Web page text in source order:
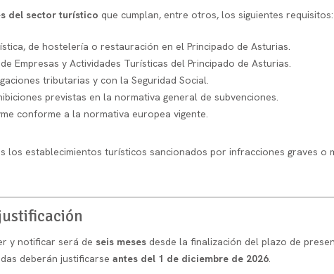
del sector turístico que cumplan, entre otros, los siguientes requisitos:
de hostelería o restauración en el Principado de Asturias.
Empresas y Actividades Turísticas del Principado de Asturias.
tributarias y con la Seguridad Social.
previstas en la normativa general de subvenciones.
conforme a la normativa europea vigente.
los establecimientos turísticos sancionados por infracciones graves o
y notificar será de seis meses desde la finalización del plazo de
deberán justificarseantes del 1 de diciembre de 2026.